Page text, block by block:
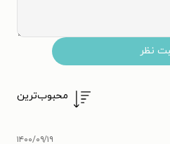
نظر
محبوب‌ترین
۱۴۰۰/۰۹/۱۹